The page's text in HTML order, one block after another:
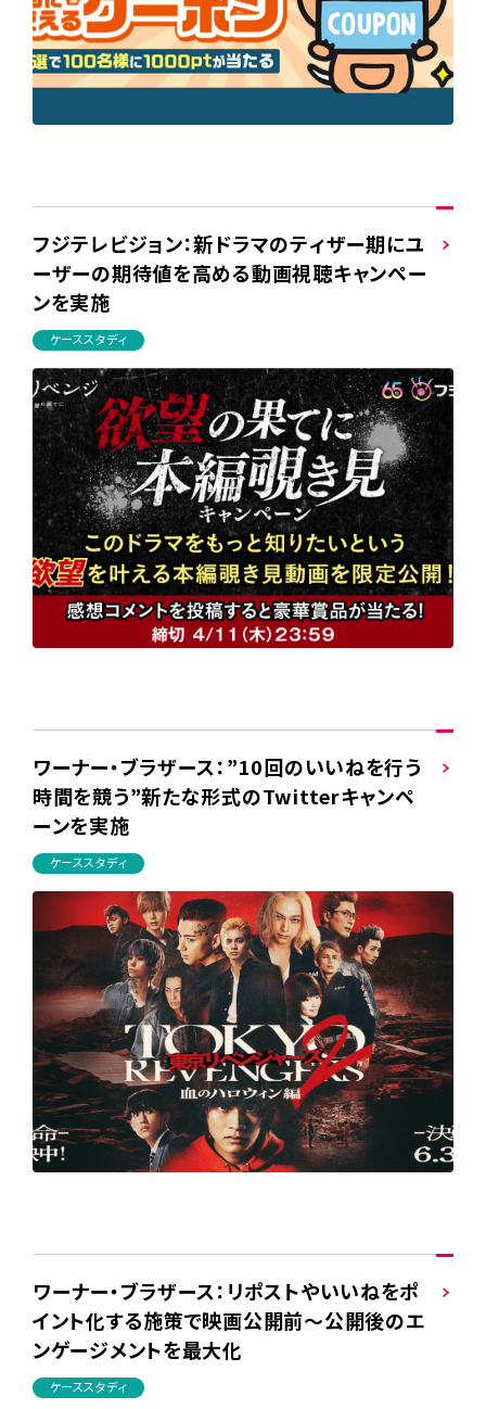
フジテレビジョン：新ドラマのティザー期にユ
ーザーの期待値を高める動画視聴キャンペー
ンを実施
ケーススタディ
ワーナー・ブラザース：”10回のいいねを行う
時間を競う”新たな形式のTwitterキャンペ
ーンを実施
ケーススタディ
ワーナー・ブラザース：リポストやいいねをポ
イント化する施策で映画公開前～公開後のエ
ンゲージメントを最大化
ケーススタディ